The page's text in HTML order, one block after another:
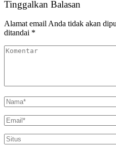
Tinggalkan Balasan
Alamat email Anda tidak akan
ditandai *